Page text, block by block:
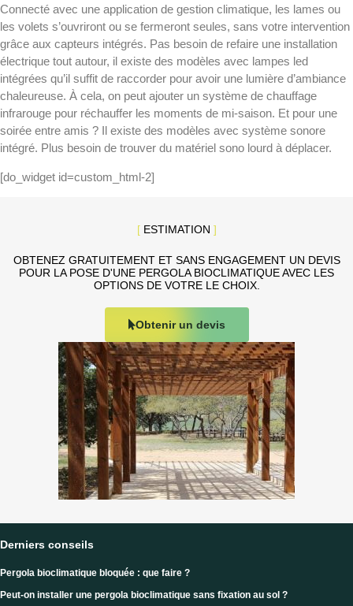
Connecté avec une application de gestion climatique, les lames ou
les volets s’ouvriront ou se fermeront seules, sans votre intervention
grâce aux capteurs intégrés. Pas besoin de refaire une installation
électrique tout autour, il existe des modèles avec lampes led
intégrées qu’il suffit de raccorder pour avoir une lumière d’ambiance
chaleureuse. À cela, on peut ajouter un système de chauffage
infrarouge pour réchauffer les moments de mi-saison. Et pour une
soirée entre amis ? Il existe des modèles avec système sonore
intégré. Plus besoin de trouver du matériel sono lourd à déplacer.
[do_widget id=custom_html-2]
[ ESTIMATION ]
OBTENEZ GRATUITEMENT ET SANS ENGAGEMENT UN DEVIS
POUR LA POSE D'UNE PERGOLA BIOCLIMATIQUE AVEC LES
OPTIONS DE VOTRE LE CHOIX.
Obtenir un devis
Derniers conseils
Pergola bioclimatique bloquée : que faire ?
Peut-on installer une pergola bioclimatique sans fixation au sol ?